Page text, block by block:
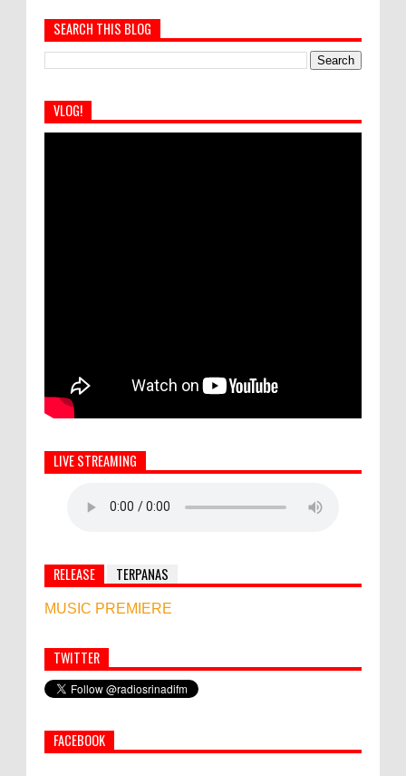
SEARCH THIS BLOG
VLOG!
LIVE STREAMING
RELEASE TERPANAS
MUSIC PREMIERE
Simbol Persahabatan, RI Bangun Islamic Centre di
Afghanistan
PEMKAB KLUNGKUNG GELAR PASAR
TWITTER
FACEBOOK